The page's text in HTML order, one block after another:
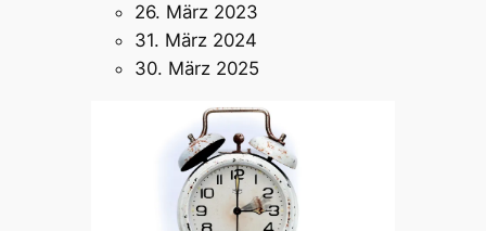
26. März 2023
31. März 2024
30. März 2025